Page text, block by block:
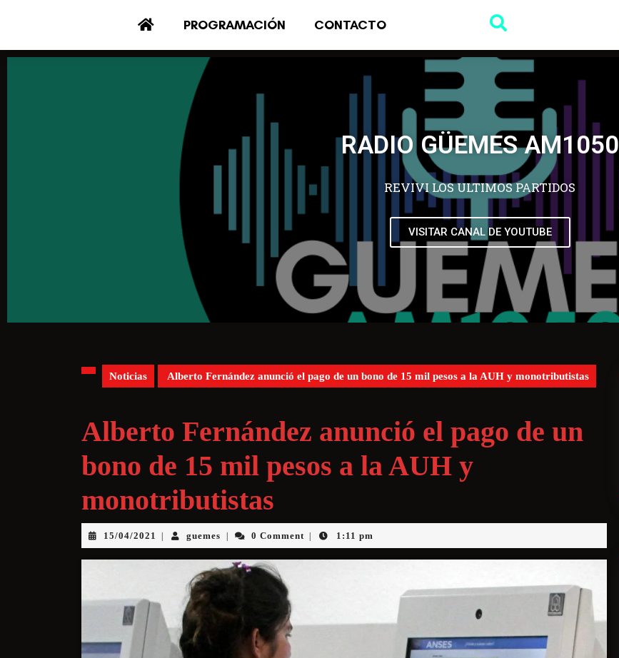
PROGRAMACIÓN CONTACTO
RADIO GÜEMES AM1050
REVIVI LOS ULTIMOS PARTIDOS
VISITAR CANAL DE YOUTUBE
Noticias Alberto Fernández anunció el pago de un bono de 15 mil pesos a la AUH y monotributistas
Alberto Fernández anunció el pago de un
bono de 15 mil pesos a la AUH y
monotributistas
15/04/2021 guemes 0 Comment 1:11 pm